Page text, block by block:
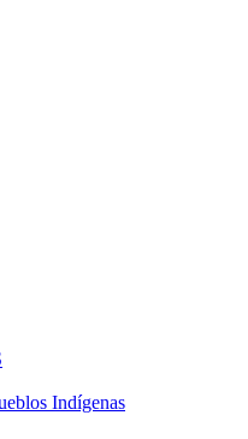
Indígenas